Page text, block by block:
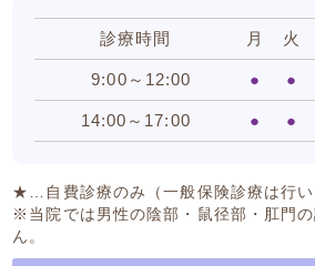
診療時間 月 火
9:00～12:00 ● ●
14:00～17:00 ● ●
★…自費診療のみ（一般保険診療は行い
※当院では男性の陰部・鼠径部・肛門
ん。